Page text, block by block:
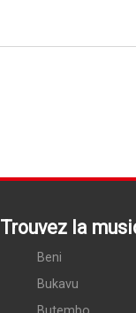
Trouvez la
Beni
Bukavu